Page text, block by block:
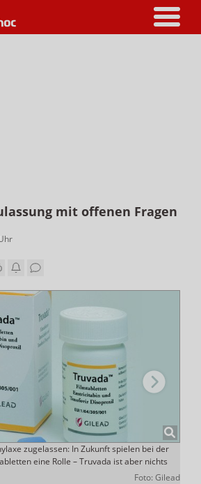
mit offenen Fragen
zugelassen: In Zukunft spielen bei der
eine Rolle – Truvada ist aber nichts
Foto: Gilead